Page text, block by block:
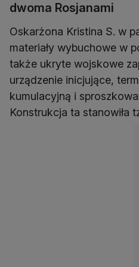
dwoma Rosjanami
Oskarżona Kristina S. w
materiały wybuchowe w
także ukryte wojskowe
urządzenie inicjujące,
kumulacyjną i
Konstrukcja ta stanowiła